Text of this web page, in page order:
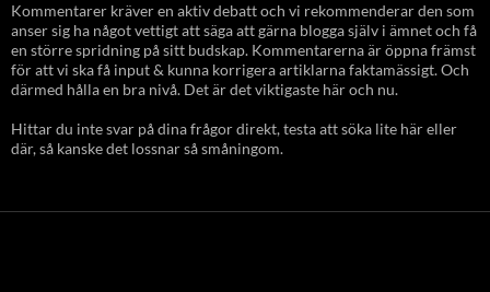
Kommentarer kräver en aktiv debatt och vi rekommenderar den som
anser sig ha något vettigt att säga att gärna blogga själv i ämnet och få
en större spridning på sitt budskap. Kommentarerna är öppna främst
för att vi ska få input & kunna korrigera artiklarna faktamässigt. Och
därmed hålla en bra nivå. Det är det viktigaste här och nu.
Hittar du inte svar på dina frågor direkt, testa att söka lite här eller
där, så kanske det lossnar så småningom.